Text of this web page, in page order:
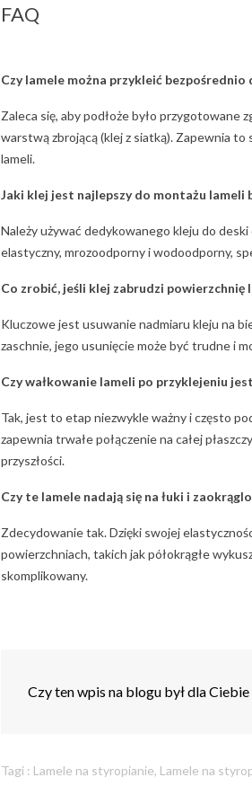
FAQ
Czy lamele można przykleić
Zaleca się, aby podłoże było
warstwą zbrojącą (klej z siatką). Zapewnia
lameli.
Jaki klej jest najlepszy do montażu lameli
Należy używać dedykowanego kleju do
elastyczny, mrozoodporny i wodoodporny,
Co zrobić, jeśli klej zabrudzi powierzchnię
Kluczowe jest usuwanie nadmiaru kleju na
zaschnie, jego usunięcie może być trudne i
Czy wałkowanie lameli po przyklejeniu
Tak, jest to etap niezwykle ważny i często
zapewnia trwałe połączenie na całej
przyszłości.
Czy te lamele nadają się na łuki i
Zdecydowanie tak. Dzięki swojej
powierzchniach, takich jak półokrągłe
skomplikowany.
Czy ten wpis na blogu był dla
Tagi : Lamele na styropianie, Lamele na